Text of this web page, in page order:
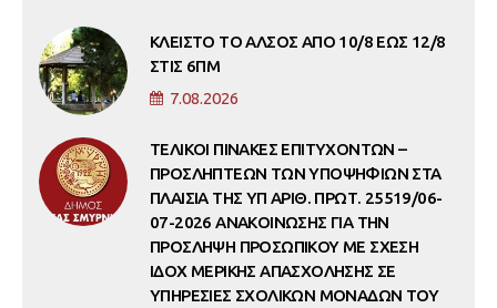
ΚΛΕΙΣΤΟ ΤΟ ΑΛΣΟΣ ΑΠΟ 10/8 ΕΩΣ 12/8
ΣΤΙΣ 6ΠΜ
7.08.2026
ΤΕΛΙΚΟΙ ΠΙΝΑΚΕΣ ΕΠΙΤΥΧΟΝΤΩΝ –
ΠΡΟΣΛΗΠΤΕΩΝ ΤΩΝ ΥΠΟΨΗΦΙΩΝ ΣΤΑ
ΠΛΑΙΣΙΑ ΤΗΣ ΥΠ ΑΡΙΘ. ΠΡΩΤ. 25519/06-
07-2026 ΑΝΑΚΟΙΝΩΣΗΣ ΓΙΑ ΤΗΝ
ΠΡΟΣΛΗΨΗ ΠΡΟΣΩΠΙΚΟΥ ΜΕ ΣΧΕΣΗ
ΙΔΟΧ ΜΕΡΙΚΗΣ ΑΠΑΣΧΟΛΗΣΗΣ ΣΕ
ΥΠΗΡΕΣΙΕΣ ΣΧΟΛΙΚΩΝ ΜΟΝΑΔΩΝ ΤΟΥ